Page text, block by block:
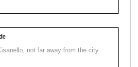
not far away from the city